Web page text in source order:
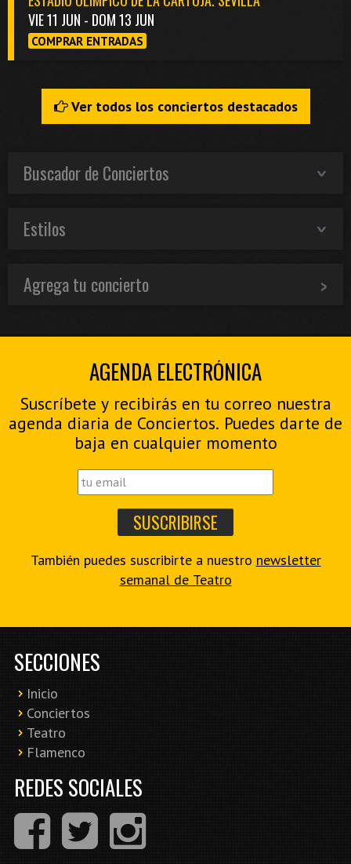
VIE 11 JUN - DOM 13 JUN
COMPRAR ENTRADAS
Ver todos los conciertos destacados
Buscador de Conciertos
Estilos
Agrega tu concierto
AGENDA ELECTRÓNICA
Suscríbete y recibirás en tu correo nuestra
agenda diaria de Conciertos. Puedes darte de
baja en cualquier momento
También puedes suscribirte a nuestro newsletter
semanal de Teatro
SECCIONES
Inicio
Conciertos
Teatro
Flamenco
REDES SOCIALES